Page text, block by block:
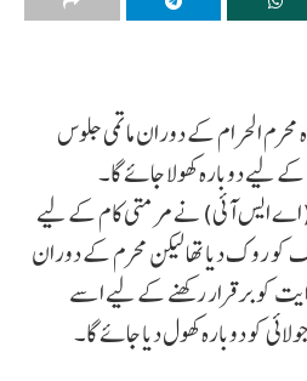
محرم الحرام کے دوران ماتمی جلوس
لیے دوبارہ کھولا جائے گا۔
ایس آئی) نے مرمتی کام کے لیے
روک دیا تھا لیکن محرم کے دوران
پرانی روایت کو برقرار رکھنے کے لیے اسے